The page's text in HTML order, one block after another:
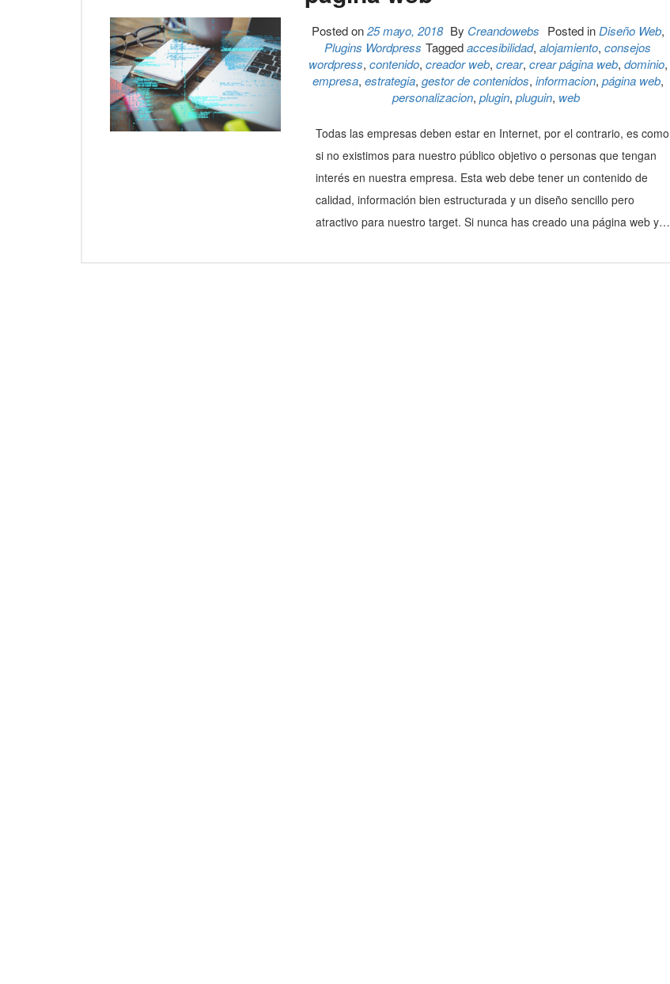
Posted on25 mayo, 2018 By Creandowebs Posted in Diseño Web,
Plugins Wordpress Taggedaccesibilidad,alojamiento,consejos
wordpress, contenido, creador web, crear, crear página web, dominio,
empresa, estrategia, gestor de contenidos, informacion, página web,
personalizacion, plugin, pluguin, web
Todas las empresas deben estar en Internet, por el contrario, es como
si no existimos para nuestro público objetivo o personas que tengan
interés en nuestra empresa. Esta web debe tener un contenido de
calidad, información bien estructurada y un diseño sencillo pero
atractivo para nuestro target. Si nunca has creado una página web y…